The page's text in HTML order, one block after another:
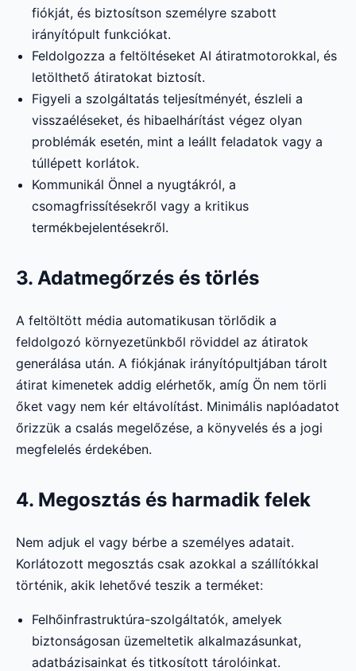
fiókját, és biztosítson személyre szabott
irányítópult funkciókat.
Feldolgozza a feltöltéseket AI átiratmotorokkal, és
letölthető átiratokat biztosít.
Figyeli a szolgáltatás teljesítményét, észleli a
visszaéléseket, és hibaelhárítást végez olyan
problémák esetén, mint a leállt feladatok vagy a
túllépett korlátok.
Kommunikál Önnel a nyugtákról, a
csomagfrissítésekről vagy a kritikus
termékbejelentésekről.
3. Adatmegőrzés és törlés
A feltöltött média automatikusan törlődik a
feldolgozó környezetünkből röviddel az átiratok
generálása után. A fiókjának irányítópultjában tárolt
átirat kimenetek addig elérhetők, amíg Ön nem törli
őket vagy nem kér eltávolítást. Minimális naplóadatot
őrizzük a csalás megelőzése, a könyvelés és a jogi
megfelelés érdekében.
4. Megosztás és harmadik felek
Nem adjuk el vagy bérbe a személyes adatait.
Korlátozott megosztás csak azokkal a szállítókkal
történik, akik lehetővé teszik a terméket:
Felhőinfrastruktúra-szolgáltatók, amelyek
biztonságosan üzemeltetik alkalmazásunkat,
adatbázisainkat és titkosított tárolóinkat.